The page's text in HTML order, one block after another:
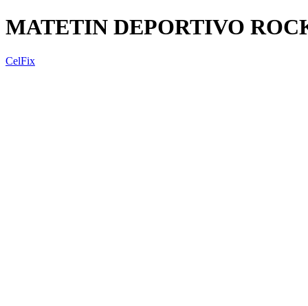
MATETIN DEPORTIVO
CelFix